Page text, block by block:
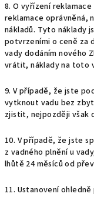
8. O vyřízení
reklamace oprávněná,
nákladů. Tyto náklady
potvrzeními o ceně za
vady dodáním nového
vrátit, náklady na toto
9. V případě, že jste
vytknout vadu bez
zjistit, nejpozději však
10. V případě, že jste
z vadného plnění u
lhůtě 24 měsíců od
11. Ustanovení